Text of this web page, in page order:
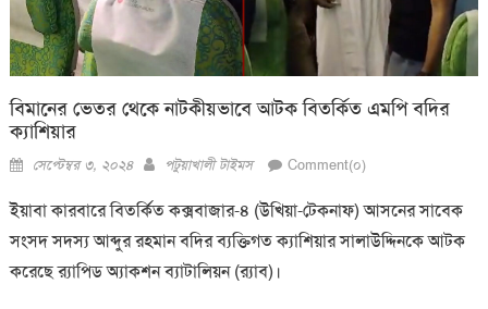
বিমানের ভেতর থেকে নাটকীয়ভাবে আটক বিতর্কিত এমপি বদির
ক্যাশিয়ার
Posted
সেপ্টেম্বর ৩, ২০২৪ Author
পটুয়াখালী টাইমস Comment(০)
ইয়াবা কারবারে বিতর্কিত কক্সবাজার-৪ (উখিয়া-টেকনাফ) আসনের সাবেক
সংসদ সদস্য আব্দুর রহমান বদির ব্যক্তিগত ক্যাশিয়ার সালাউদ্দিনকে আটক
করেছে র‍‍্যাপিড অ্যাকশন ব্যাটালিয়ন (র‍্যাব)।